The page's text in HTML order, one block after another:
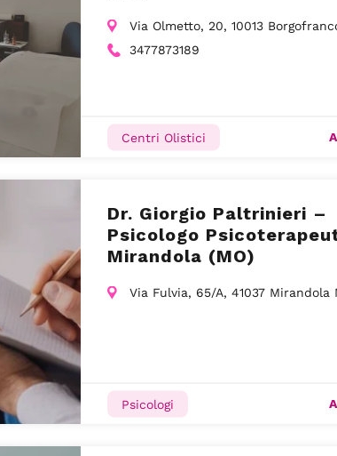
Via Olmetto, 20, 10013
3477873189
Centri Olistici
Dr. Giorgio Paltrinieri –
Psicologo
Mirandola (MO)
Via Fulvia, 65/A, 41037 Mirandola
Psicologi